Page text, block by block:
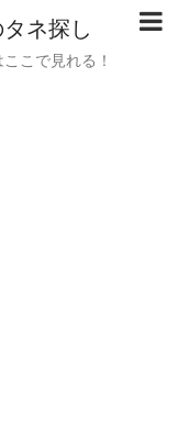
タネ探し
こで見れる！